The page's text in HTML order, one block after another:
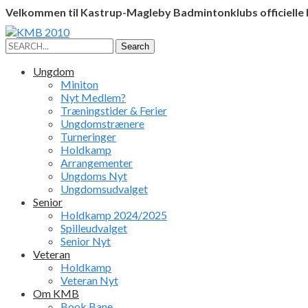
Velkommen til Kastrup-Magleby Badmintonklubs officielle
Facebook
Profile
Instagram
Profile
Search
for:
Search
Ungdom
Miniton
Nyt Medlem?
Træningstider & Ferier
Ungdomstrænere
Turneringer
Holdkamp
Arrangementer
Ungdoms Nyt
Ungdomsudvalget
Senior
Holdkamp 2024/2025
Spilleudvalget
Senior Nyt
Veteran
Holdkamp
Veteran Nyt
Om KMB